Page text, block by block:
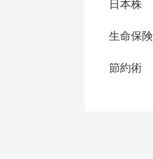
日本株
生命保険
節約術